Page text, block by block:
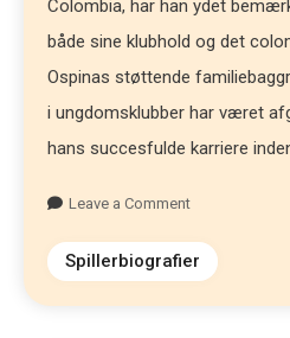
Colombia, har han ydet
både sine klubhold og det
Ospinas støttende
i ungdomsklubber har været
hans succesfulde karriere
Leave a Comment
Spillerbiografier